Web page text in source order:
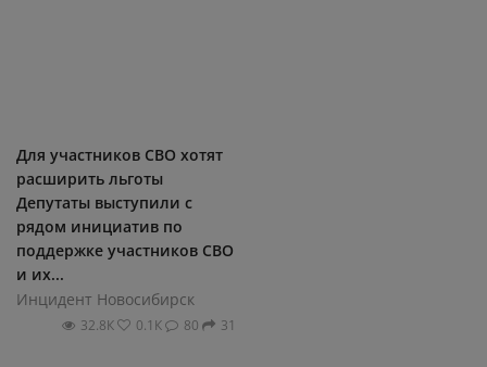
Для участников СВО хотят
расширить льготы
Депутаты выступили с
рядом инициатив по
поддержке участников СВО
и их...
Инцидент Новосибирск
32.8К 0.1К 80 31